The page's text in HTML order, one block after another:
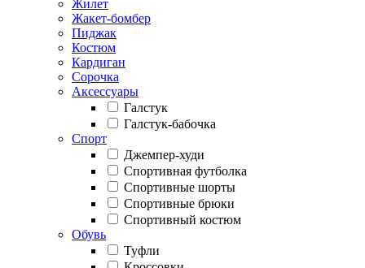
Жилет
Жакет-бомбер
Пиджак
Костюм
Кардиган
Сорочка
Аксессуары
Галстук
Галстук-бабочка
Спорт
Джемпер-худи
Спортивная футболка
Спортивные шорты
Спортивные брюки
Спортивный костюм
Обувь
Туфли